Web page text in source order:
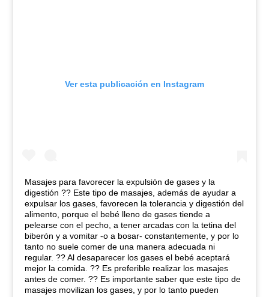
Ver esta publicación en Instagram
Masajes para favorecer la expulsión de gases y la
digestión ?‍? Este tipo de masajes, además de ayudar a
expulsar los gases, favorecen la tolerancia y digestión del
alimento, porque el bebé lleno de gases tiende a
pelearse con el pecho, a tener arcadas con la tetina del
biberón y a vomitar -o a bosar- constantemente, y por lo
tanto no suele comer de una manera adecuada ni
regular. ?‍? Al desaparecer los gases el bebé aceptará
mejor la comida. ?‍? Es preferible realizar los masajes
antes de comer. ?‍? Es importante saber que este tipo de
masajes movilizan los gases, y por lo tanto pueden